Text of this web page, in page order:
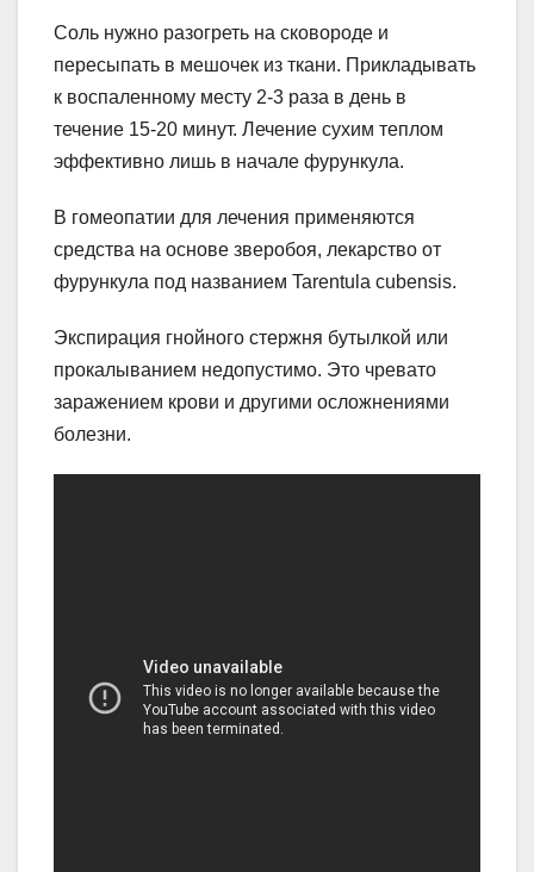
Соль нужно разогреть на сковороде и
пересыпать в мешочек из ткани. Прикладывать
к воспаленному месту 2-3 раза в день в
течение 15-20 минут. Лечение сухим теплом
эффективно лишь в начале фурункула.
В гомеопатии для лечения применяются
средства на основе зверобоя, лекарство от
фурункула под названием Tarentula cubensis.
Экспирация гнойного стержня бутылкой или
прокалыванием недопустимо. Это чревато
заражением крови и другими осложнениями
болезни.